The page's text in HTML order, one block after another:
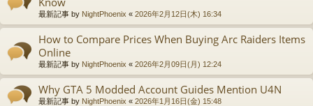
最新記事 by NightPhoenix « 2026年2月12日(木) 16:34
How to Compare Prices When Buying Arc Raiders Items
Online
最新記事 by NightPhoenix « 2026年2月09日(月) 12:24
Why GTA 5 Modded Account Guides Mention U4N
最新記事 by NightPhoenix « 2026年1月16日(金) 15:48